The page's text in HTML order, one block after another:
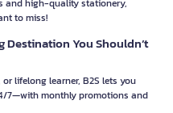
and high-quality stationery,
to miss!
Destination You Shouldn’t
lifelong learner, B2S lets you
7—with monthly promotions and